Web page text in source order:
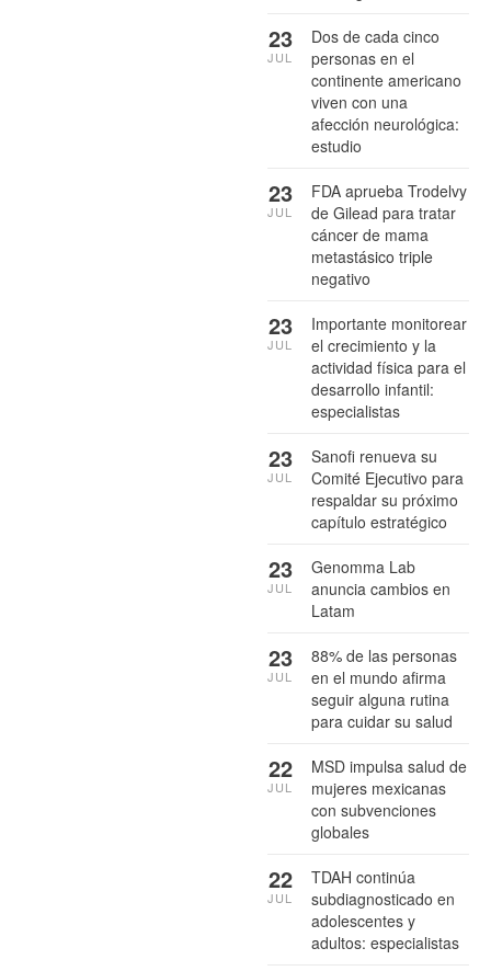
Dos de cada cinco
personas en el
continente americano
viven con una
afección neurológica:
estudio
23
JUL
FDA aprueba Trodelvy
de Gilead para tratar
cáncer de mama
metastásico triple
negativo
23
JUL
Importante monitorear
el crecimiento y la
actividad física para el
desarrollo infantil:
especialistas
23
JUL
Sanofi renueva su
Comité Ejecutivo para
respaldar su próximo
capítulo estratégico
23
JUL
Genomma Lab
anuncia cambios en
Latam
23
JUL
88% de las personas
en el mundo afirma
seguir alguna rutina
para cuidar su salud
23
JUL
MSD impulsa salud de
mujeres mexicanas
con subvenciones
globales
22
JUL
TDAH continúa
subdiagnosticado en
adolescentes y
adultos: especialistas
22
JUL